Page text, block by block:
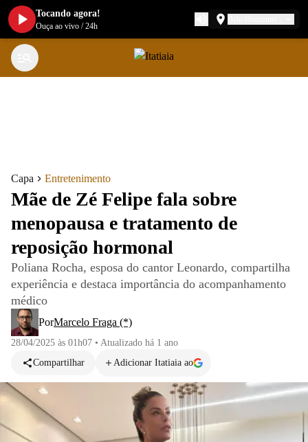
Capa Entretenimento
Mãe de Zé Felipe fala sobre
menopausa e tratamento de
reposição hormonal
Poliana Rocha, esposa do cantor Leonardo, compartilha
experiência e destaca importância do acompanhamento
médico
PorMarcelo Fraga (*)
28/04/2025 às 01h07 • Atualizado há 1 ano
Compartilhar
Adicionar Itatiaia ao
Tocando agora!
Ouça ao vivo /24h